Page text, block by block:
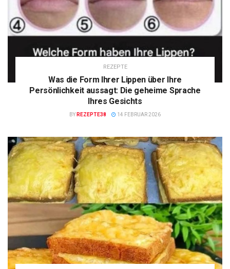
REZEPTE
Was die Form Ihrer Lippen über Ihre
Persönlichkeit aussagt: Die geheime Sprache
Ihres Gesichts
BY REZEPTE38 14 FEBRUAR 2026